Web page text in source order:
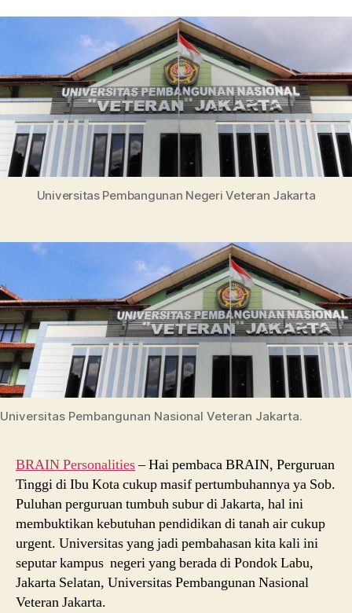
Jakarta,
Ini
Daftar
Jurusan
dan
Beasiswa
Universitas Pembangunan Negeri Veteran Jakarta
Universitas Pembangunan Nasional Veteran Jakarta.
BRAIN Personalities– Hai pembaca BRAIN, Perguruan
Tinggi di Ibu Kota cukup masif pertumbuhannya ya Sob.
Puluhan perguruan tumbuh subur di Jakarta, hal ini
membuktikan kebutuhan pendidikan di tanah air cukup
urgent. Universitas yang jadi pembahasan kita kali ini
seputar kampus negeri yang berada di Pondok Labu,
Jakarta Selatan, Universitas Pembangunan Nasional
Veteran Jakarta.